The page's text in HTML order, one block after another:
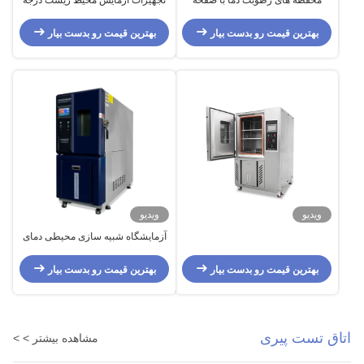
بهترین قیمت رو بدست بیار
الکترونیکی
بهترین قیمت رو بدست بیار
ویدیو
بهترین قیمت رو بدست بیار
ویدیو
آزمایشگاه شبیه سازی محیطی دمای
بهترین قیمت رو بدست بیار
اتاق تست پیری مشاهده بیشتر > >